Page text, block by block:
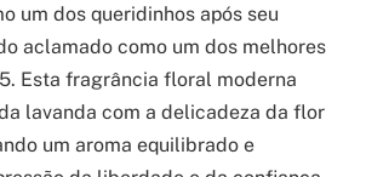
um dos queridinhos após seu
aclamado como um dos melhores
Esta fragrância floral moderna
lavanda com a delicadeza da flor
um aroma equilibrado e